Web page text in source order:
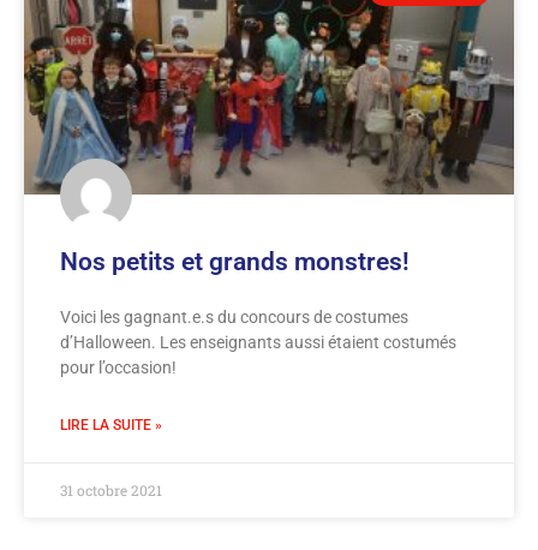
Nos petits et grands monstres!
Voici les gagnant.e.s du concours de costumes
d’Halloween. Les enseignants aussi étaient costumés
pour l’occasion!
LIRE LA SUITE »
31 octobre 2021